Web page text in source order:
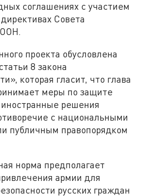
соглашениях с участием
Совета
проекта обусловлена
8 закона
которая гласит, что глава
меры по защите
решения
с национальными
публичным правопорядком
норма предполагает
армии для
русских граждан